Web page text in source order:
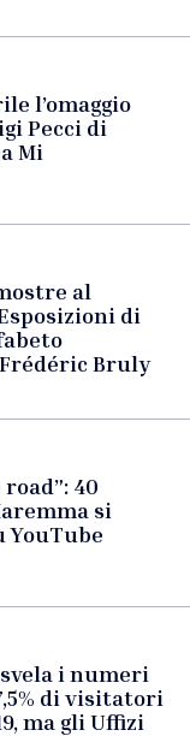
l’omaggio
Pecci di
Mi
al
di
Bruly
40
si
YouTube
i numeri
di visitatori
ma gli Uffizi